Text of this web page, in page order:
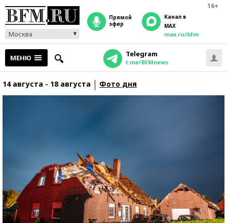
16+
Москва
прямой
эфир
Канал в
MAX
max.ru/bfm
МЕНЮ Telegram
t.me/BFMnews
14 августа - 18 августа Фото дня